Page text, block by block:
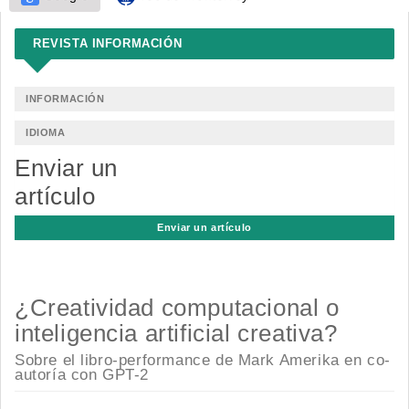
REVISTA INFORMACIÓN
INFORMACIÓN
IDIOMA
Enviar un
artículo
Enviar un artículo
¿Creatividad computacional o
inteligencia artificial creativa?
Sobre el libro-performance de Mark Amerika en co-
autoría con GPT-2